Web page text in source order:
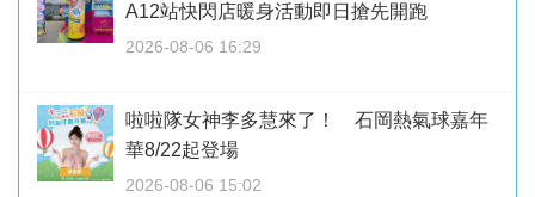
A12站快閃店暖身活動即日搶先開跑
2026-08-06 16:29
啦啦隊女神李多慧來了！ 石岡熱氣球嘉年
華8/22起登場
2026-08-06 15:02